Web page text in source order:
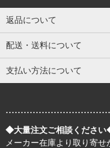
返品について
配送・送料について
支払い方法について
◆大量注文ご相談くださ
メーカー在庫より取り寄せ